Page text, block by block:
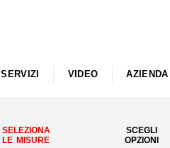
SERVIZI VIDEO AZIENDA
SELEZIONA
LE MISURE
SCEGLI
OPZIONI